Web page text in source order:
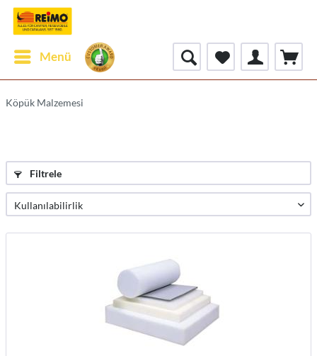
Menü
Köpük Malzemesi
Filtrele